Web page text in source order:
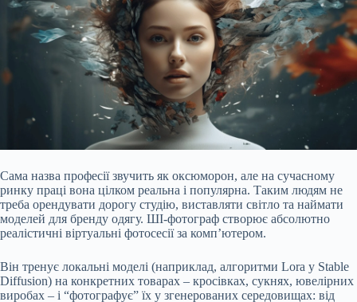
Сама назва професії звучить як оксюморон, але на сучасному
ринку праці вона цілком реальна і популярна. Таким людям не
треба орендувати дорогу студію, виставляти світло та наймати
моделей для бренду одягу. ШІ-фотограф створює абсолютно
реалістичні віртуальні фотосесії за комп’ютером.
Він тренує локальні моделі (наприклад, алгоритми Lora у Stable
Diffusion) на конкретних товарах – кросівках, сукнях, ювелірних
виробах – і “фотографує” їх у згенерованих середовищах: від